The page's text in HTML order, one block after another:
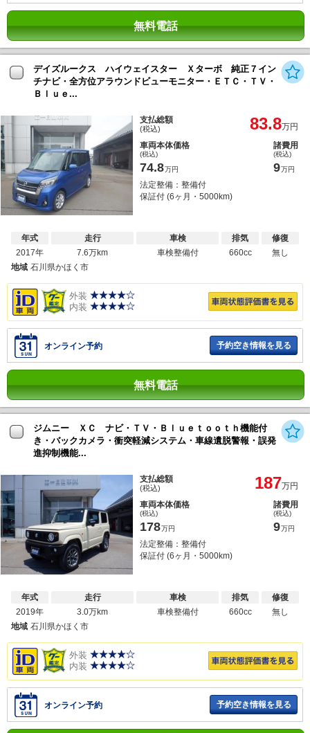
無料電話
デイズルークス ハイウェイスター Ｘターボ 純正７イン
チナビ・全方位アラウンドビューモニター・ＥＴＣ・ＴＶ・
Ｂｌｕｅ...
支払総額
(税込) 83.8万円
車両本体価格
(税込)
74.8万円
諸費用
(税込)
9万円
法定整備：整備付
保証付 (6ヶ月・5000km)
年式
2017年
走行
7.6万km
車検
車検整備付
排気
660cc
修復
無し
地域 石川県かほく市
外装
内装
オンライン予約 予約空き情報を見る
無料電話
ジムニー ＸＣ ナビ・ＴＶ・Ｂｌｕｅｔｏｏｔｈ機能付
き・バックカメラ・衝突軽減システム・車線遺脱警報・誤発
進抑制機能...
支払総額
(税込) 187万円
車両本体価格
(税込)
178万円
諸費用
(税込)
9万円
法定整備：整備付
保証付 (6ヶ月・5000km)
年式
2019年
走行
3.0万km
車検
車検整備付
排気
660cc
修復
無し
地域 石川県かほく市
外装
内装
オンライン予約 予約空き情報を見る